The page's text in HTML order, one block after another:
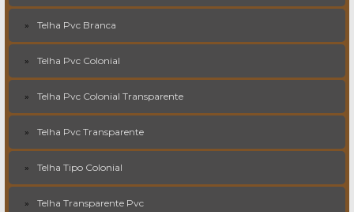
Telha Pvc Branca
Telha Pvc Colonial
Telha Pvc Colonial Transparente
Telha Pvc Transparente
Telha Tipo Colonial
Telha Transparente Pvc